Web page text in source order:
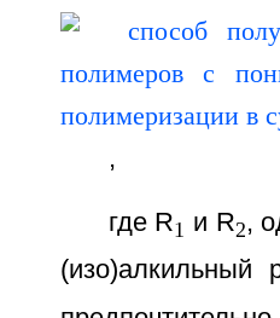
,
где R1 и R2,
(изо)алкильный